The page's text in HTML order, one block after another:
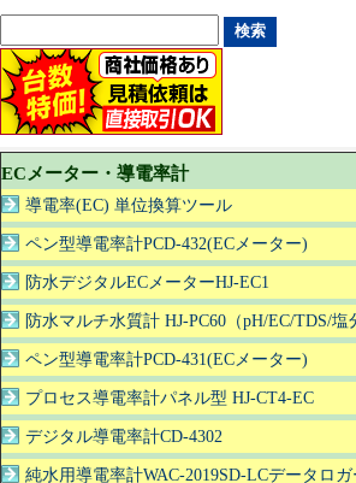
ECメーター・導電率計
導電率(EC) 単位換算ツール
ペン型導電率計PCD-432(ECメーター)
防水デジタルECメーターHJ-EC1
防水マルチ水質計 HJ-PC60（pH/EC/TDS/
ペン型導電率計PCD-431(ECメーター)
プロセス導電率計パネル型 HJ-CT4-EC
デジタル導電率計CD-4302
純水用導電率計WAC-2019SD-LCデータロガ